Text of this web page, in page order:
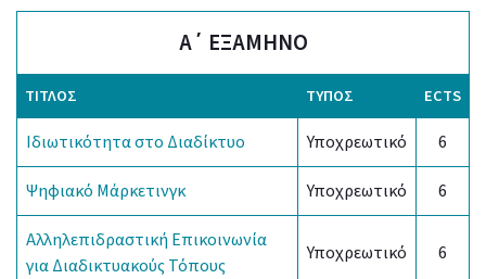
Α΄ ΕΞΑΜΗΝΟ
ΤΊΤΛΟΣ ΤΎΠΟΣ ECTS
Ιδιωτικότητα στο Διαδίκτυο Υποχρεωτικό 6
Ψηφιακό Μάρκετινγκ Υποχρεωτικό 6
Αλληλεπιδραστική Επικοινωνία
για Διαδικτυακούς Τόπους
Υποχρεωτικό 6